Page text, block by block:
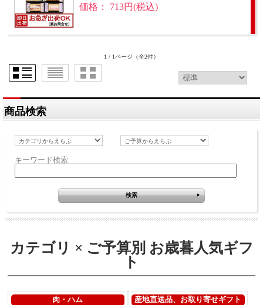
価格： 713円(税込)
1 / 1ページ （全2件）
商品検索
キーワード検索
カテゴリ × ご予算別 お歳暮人気ギフ
ト
肉・ハム 産地直送品、お取り寄せギフト